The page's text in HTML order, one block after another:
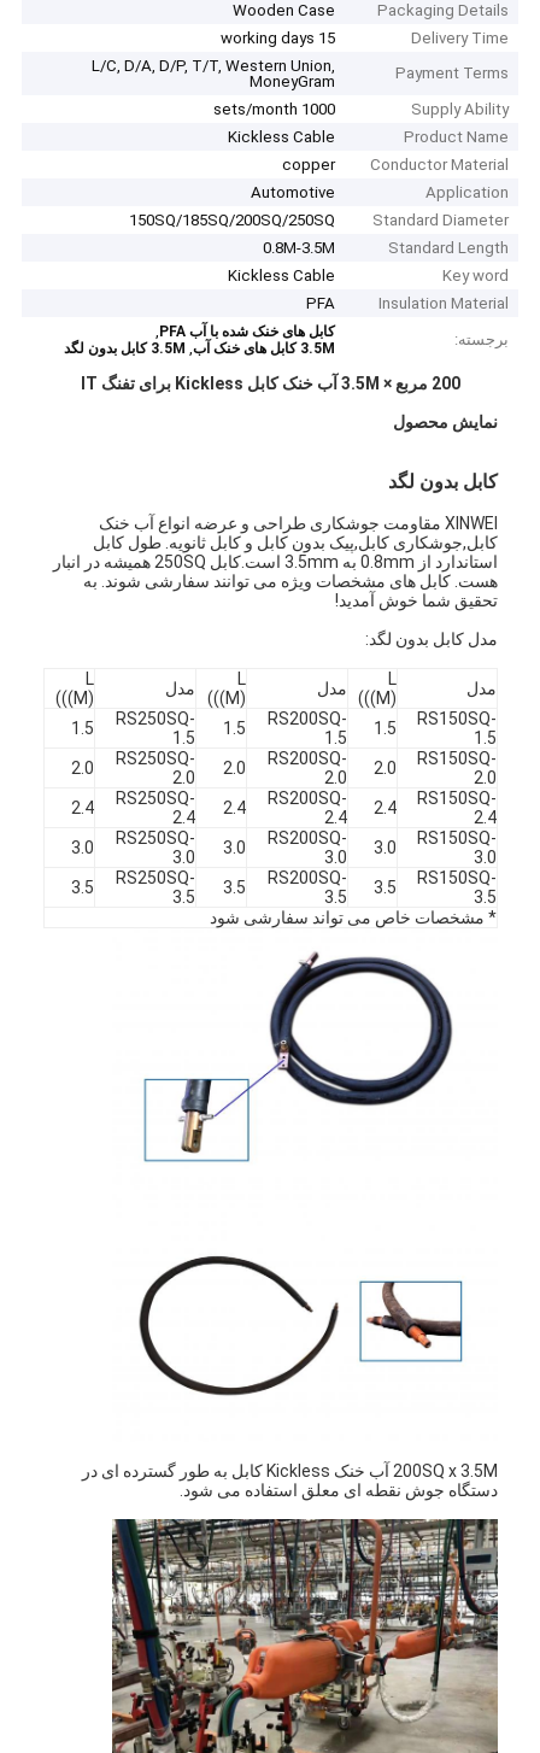
خانه
محصولات
دربارهی ما
Packaging Details
Wooden Case
Delivery Time
15 working days
Payment Terms
L/C, D/A, D/P, T/T, Western Union,
MoneyGram
Supply Ability
1000 sets/month
Product Name
Kickless Cable
Conductor Material
copper
Application
Automotive
Standard Diameter
150SQ/185SQ/200SQ/250SQ
Standard Length
0.8M-3.5M
Key word
Kickless Cable
Insulation Material
PFA
برجسته:
کابل های خنک شده با آب PFA ,
3.5M کابل های خنک آب , 3.5M کابل بدون لگد
200 مربع × 3.5M آب خنک کابل Kickless برای تفنگ IT
نمایش محصول
کابل بدون لگد
XINWEI مقاومت جوشکاری طراحی و عرضه انواع آب خنک
کابل,جوشکاری کابل,پیک بدون کابل و کابل ثانویه. طول کابل
استاندارد از 0.8mm به 3.5mm است.کابل 250SQ همیشه در انبار
هست. کابل های مشخصات ویژه می توانند سفارشی شوند. به
تحقیق شما خوش آمدید!
مدل کابل بدون لگد:
مدل
L
(((M)
مدل
L
(((M)
مدل
L
(((M)
RS150SQ-
1.5
1.5
RS200SQ-
1.5
1.5
RS250SQ-
1.5
1.5
RS150SQ-
2.0
2.0
RS200SQ-
2.0
2.0
RS250SQ-
2.0
2.0
RS150SQ-
2.4
2.4
RS200SQ-
2.4
2.4
RS250SQ-
2.4
2.4
RS150SQ-
3.0
3.0
RS200SQ-
3.0
3.0
RS250SQ-
3.0
3.0
RS150SQ-
3.5
3.5
RS200SQ-
3.5
3.5
RS250SQ-
3.5
3.5
* مشخصات خاص می تواند سفارشی شود
200SQ x 3.5M آب خنک Kickless کابل به طور گسترده ای در
دستگاه جوش نقطه ای معلق استفاده می شود.